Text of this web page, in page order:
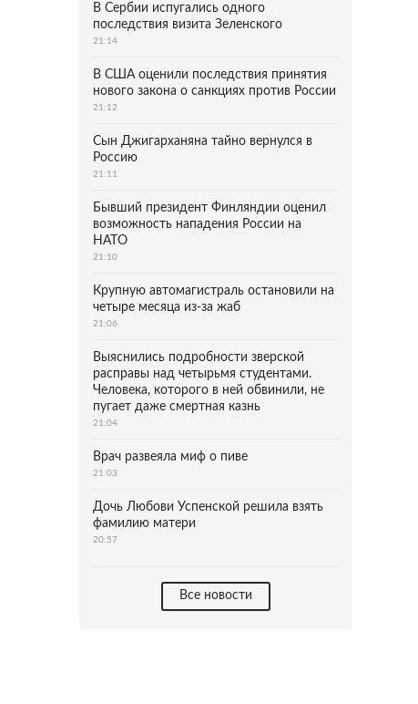
В Сербии испугались одного
последствия визита Зеленского
21:14
В США оценили последствия принятия
нового закона о санкциях против России
21:12
Сын Джигарханяна тайно вернулся в
Россию
21:11
Бывший президент Финляндии оценил
возможность нападения России на
НАТО
21:10
Крупную автомагистраль остановили на
четыре месяца из-за жаб
21:06
Выяснились подробности зверской
расправы над четырьмя студентами.
Человека, которого в ней обвинили, не
пугает даже смертная казнь
21:04
Врач развеяла миф о пиве
21:03
Дочь Любови Успенской решила взять
фамилию матери
20:57
Все новости